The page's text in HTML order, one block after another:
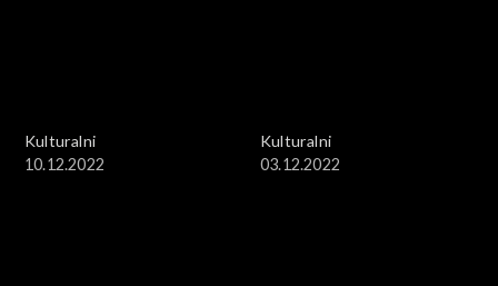
Kulturalni
10.12.2022
Kulturalni
03.12.2022